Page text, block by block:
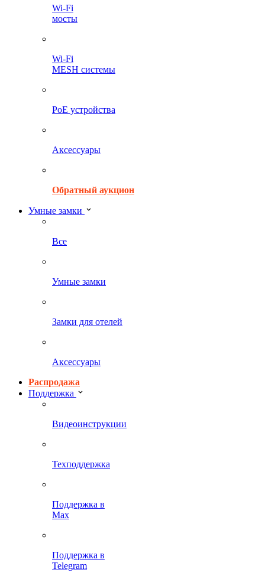
Wi-Fi
мосты
Wi-Fi
MESH системы
PoE устройства
Аксессуары
Обратный аукцион
Умные замки
Все
Умные замки
Замки для отелей
Аксессуары
Распродажа
Поддержка
Видеоинструкции
Техподдержка
Поддержка в
Max
Поддержка в
Telegram